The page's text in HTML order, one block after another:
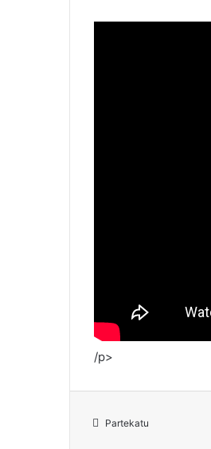
/p>
Partekatu